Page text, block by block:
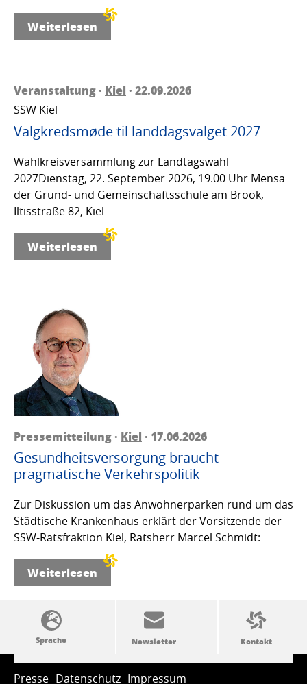
Weiterlesen
Veranstaltung · Kiel · 22.09.2026
SSW Kiel
Valgkredsmøde til landdagsvalget 2027
Wahlkreisversammlung zur Landtagswahl
2027Dienstag, 22. September 2026, 19.00 Uhr Mensa
der Grund- und Gemeinschaftsschule am Brook,
Iltisstraße 82, Kiel
Weiterlesen
Pressemitteilung · Kiel · 17.06.2026
Gesundheitsversorgung braucht
pragmatische Verkehrspolitik
Zur Diskussion um das Anwohnerparken rund um das
Städtische Krankenhaus erklärt der Vorsitzende der
SSW-Ratsfraktion Kiel, Ratsherr Marcel Schmidt:
Weiterlesen
SSW-Politik von A bis Z
Presse Datenschutz Impressum